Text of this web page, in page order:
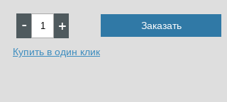
Заказать
Купить в один клик